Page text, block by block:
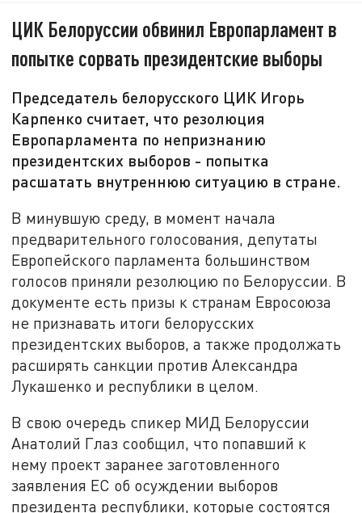
ЦИК Белоруссии обвинил Европарламент в
попытке сорвать президентские выборы
Председатель белорусского ЦИК Игорь
Карпенко считает, что резолюция
Европарламента по непризнанию
президентских выборов - попытка
расшатать внутреннюю ситуацию в стране.
В минувшую среду, в момент начала
предварительного голосования, депутаты
Европейского парламента большинством
голосов приняли резолюцию по Белоруссии. В
документе есть призы к странам Евросоюза
не признавать итоги белорусских
президентских выборов, а также продолжать
расширять санкции против Александра
Лукашенко и республики в целом.
В свою очередь спикер МИД Белоруссии
Анатолий Глаз сообщил, что попавший к
нему проект заранее заготовленного
заявления ЕС об осуждении выборов
президента республики, которые состоятся